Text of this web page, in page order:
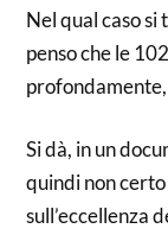
Nel qual caso
penso che le
Si dà, in un
quindi non
sull’eccellenza